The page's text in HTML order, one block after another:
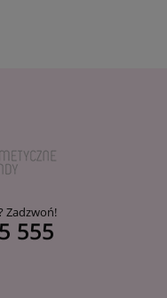
Zadzwoń!
555